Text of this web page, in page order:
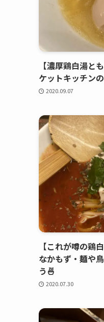
【濃厚鶏白湯と
ケットキッチン
2020.09.07
【これが噂の鶏
なかもず・麺や
う🍜
2020.07.30